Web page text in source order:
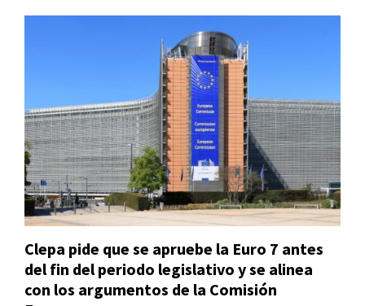
Clepa pide que se apruebe la Euro 7 antes
del fin del periodo legislativo y se alinea
con los argumentos de la Comisión